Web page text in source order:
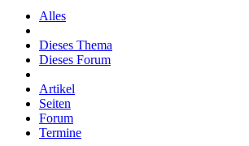
Alles
Dieses Thema
Dieses Forum
Artikel
Seiten
Forum
Termine